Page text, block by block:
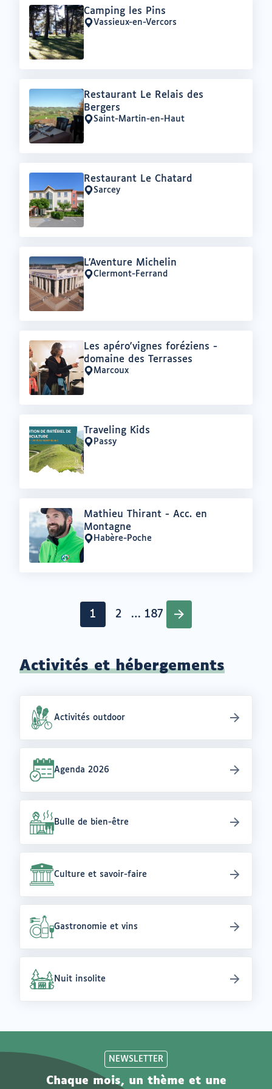
Offre
:
Camping les Pins
Lieu
:
Vassieux-en-Vercors
Offre
Restaurant Le Relais des
Bergers
Lieu
:
Saint-Martin-en-Haut
Offre
:
Restaurant Le Chatard
Lieu
:
Sarcey
Offre
:
L'Aventure Michelin
Lieu
:
Clermont-Ferrand
Offre
:
Les apéro'vignes foréziens -
domaine des Terrasses
Lieu
:
Marcoux
Offre
:
Traveling Kids
Lieu
:
Passy
Offre
:
Mathieu Thirant - Acc. en
Montagne
LieuHabère-Poche
Page
1 Page
2 … Page
187
Activités et hébergements
Activités outdoor
Agenda 2026
Bulle de bien-être
Culture et savoir-faire
Gastronomie et vins
Nuit insolite
NEWSLETTER
Chaque mois, un thème et une